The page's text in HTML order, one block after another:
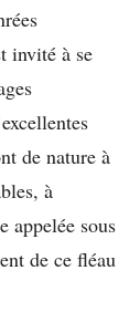
invité à se
de nature à
à
appelée sous
de ce fléau